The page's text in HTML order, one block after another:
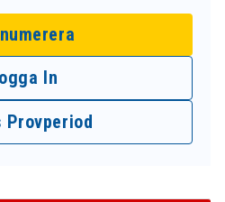
In
Provperiod